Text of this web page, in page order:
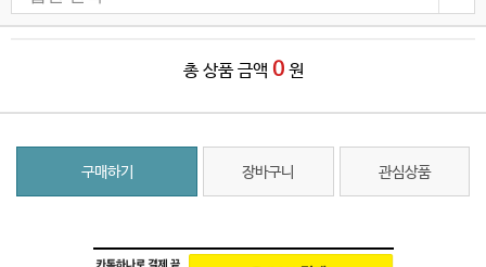
총 상품 금액 0 원
구매하기 장바구니 관심상품